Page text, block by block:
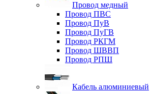
Провод медный
Провод ПВС
Провод ПуВ
Провод ПуГВ
Провод РКГМ
Провод ШВВП
Провод РПШ
Кабель алюминиевый